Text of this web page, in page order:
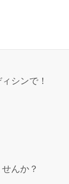
シンで！
んか？